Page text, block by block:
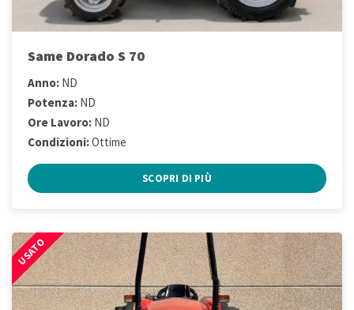
Same Dorado S 70
Anno: ND
Potenza: ND
Ore Lavoro: ND
Condizioni:Ottime
SCOPRI DI PIÙ
USATO